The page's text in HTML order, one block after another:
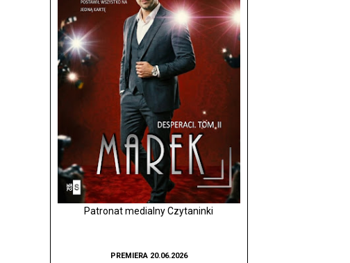
Patronat medialny Czytaninki
PREMIERA 20.06.2026